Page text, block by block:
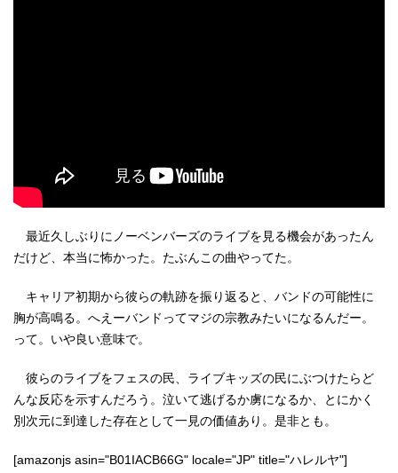
最近久しぶりにノーベンバーズのライブを見る機会があったん
だけど、本当に怖かった。たぶんこの曲やってた。
キャリア初期から彼らの軌跡を振り返ると、バンドの可能性に
胸が高鳴る。へえーバンドってマジの宗教みたいになるんだー。
って。いや良い意味で。
彼らのライブをフェスの民、ライブキッズの民にぶつけたらど
んな反応を示すんだろう。泣いて逃げるか虜になるか、とにかく
別次元に到達した存在として一見の価値あり。是非とも。
[amazonjs asin="B01IACB66G" locale="JP" title="ハレルヤ"]